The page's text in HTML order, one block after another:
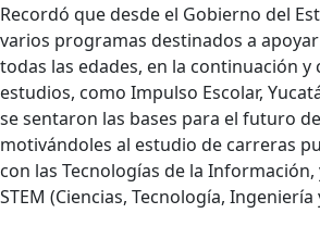
Recordó que desde el Gobierno del
varios programas destinados a
todas las edades, en la continuación y
estudios, como Impulso Escolar,
se sentaron las bases para el futuro
motivándoles al estudio de carreras
con las Tecnologías de la
STEM (Ciencias, Tecnología,